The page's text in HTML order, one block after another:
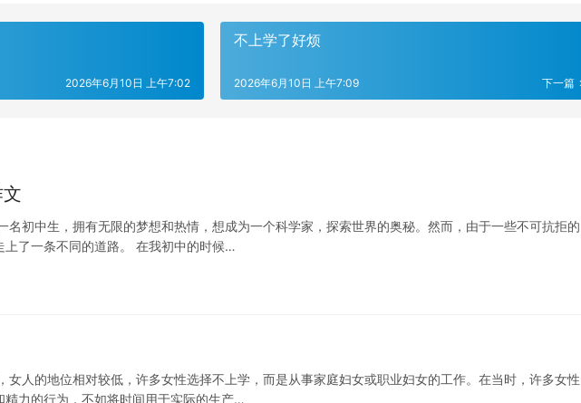
2026年6月10日 上午7:02
不上学了好烦
下一篇
2026年6月10日 上午7:09
名初中生，拥有无限的梦想和热情，想成为一个科学家，探索世界的奥秘。然而，由于一些不可抗拒的
上了一条不同的道路。 在我初中的时候…
女人的地位相对较低，许多女性选择不上学，而是从事家庭妇女或职业妇女的工作。在当时，许多女性
精力的行为，不如将时间用于实际的生产…